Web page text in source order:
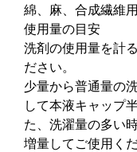
綿、麻、合成繊維用
使用量の目安
洗剤の使用量を計
ださい。
少量から普通量の
して本液キャップ
た、洗濯量の多い
増量してご使用くだ